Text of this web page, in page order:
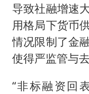
导致社融增速
用格局下货币
情况限制了金
使得严监管与
“非标融资回